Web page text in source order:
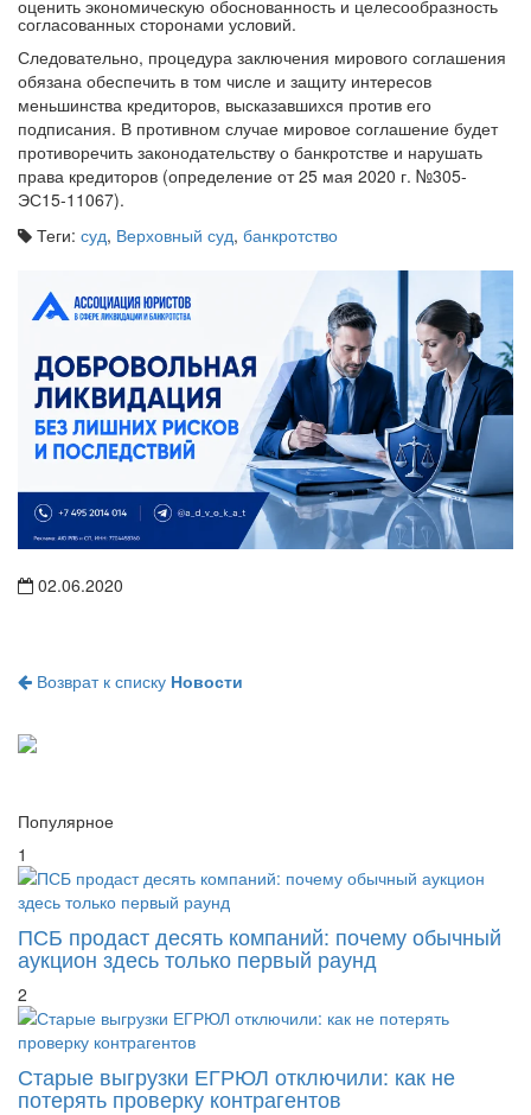
оценить экономическую обоснованность и целесообразность
согласованных сторонами условий.
Следовательно, процедура заключения мирового соглашения
обязана обеспечить в том числе и защиту интересов
меньшинства кредиторов, высказавшихся против его
подписания. В противном случае мировое соглашение будет
противоречить законодательству о банкротстве и нарушать
права кредиторов (определение от 25 мая 2020 г. №305-
ЭС15-11067).
Теги: суд, Верховный суд, банкротство
02.06.2020
Возврат к списку Новости
Популярное
1
ПСБ продаст десять компаний: почему обычный
аукцион здесь только первый раунд
2
Старые выгрузки ЕГРЮЛ отключили: как не
потерять проверку контрагентов